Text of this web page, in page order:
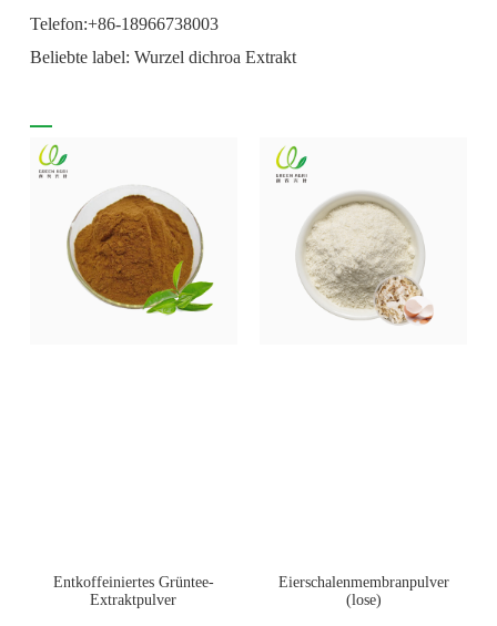
Telefon:+86-18966738003
Beliebte label: Wurzel dichroa Extrakt
Entkoffeiniertes Grüntee-
Extraktpulver
Eierschalenmembranpulver
(lose)